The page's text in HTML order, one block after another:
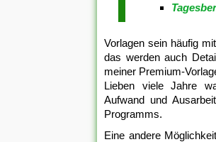
Vorlagen sein häufig
das werden auch
meiner Premium-
Lieben viele Jahre
Aufwand und
Programms.
Eine andere